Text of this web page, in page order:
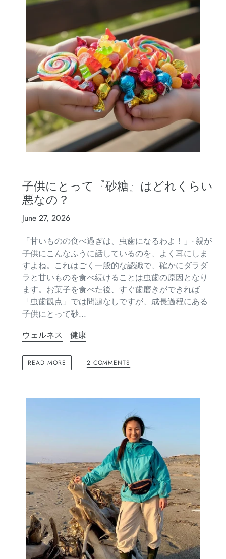
子供にとって『砂糖』はどれくらい
悪なの？
June 27, 2026
「甘いものの食べ過ぎは、虫歯になるわよ！」- 親が
子供にこんなふうに話しているのを、よく耳にしま
すよね。これはごく一般的な認識で、確かにダラダ
ラと甘いものを食べ続けることは虫歯の原因となり
ます。お菓子を食べた後、すぐ歯磨きができれば
「虫歯観点」では問題なしですが、成長過程にある
子供にとって砂...
ウェルネス
健康
READ MORE 2 COMMENTS